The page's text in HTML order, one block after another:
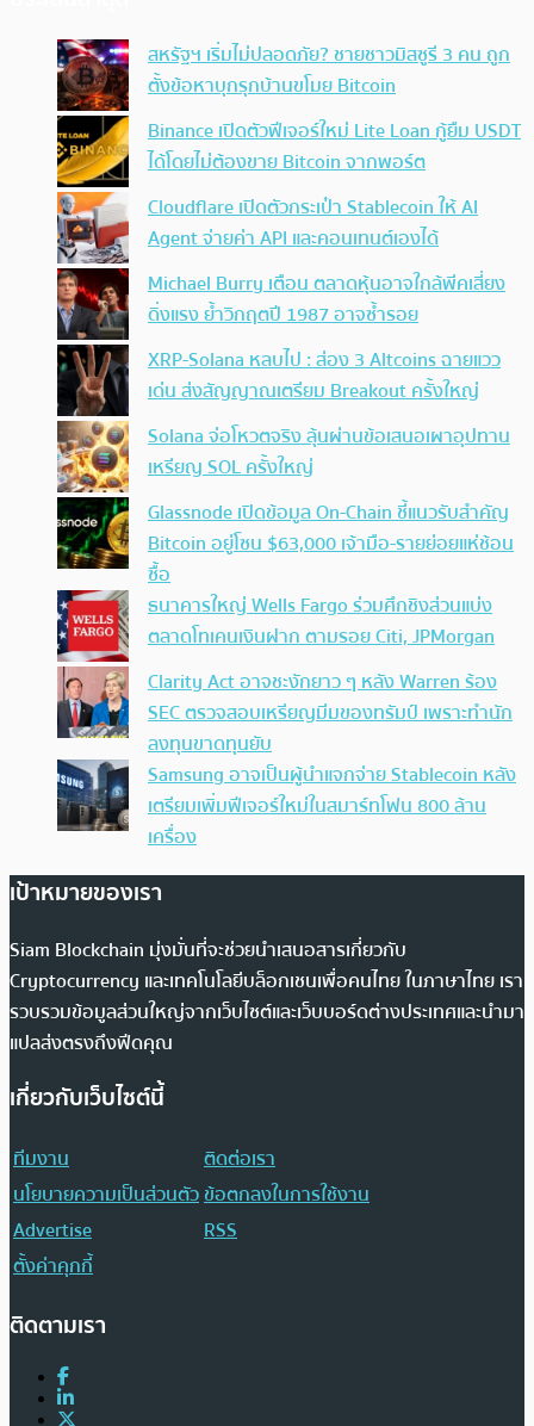
สหรัฐฯ เริ่มไม่ปลอดภัย? ชายชาวมิสซูรี 3 คน ถูก
ตั้งข้อหาบุกรุกบ้านขโมย Bitcoin
Binance เปิดตัวฟีเจอร์ใหม่ Lite Loan กู้ยืม USDT
ได้โดยไม่ต้องขาย Bitcoin จากพอร์ต
Cloudflare เปิดตัวกระเป๋า Stablecoin ให้ AI
Agent จ่ายค่า API และคอนเทนต์เองได้
Michael Burry เตือน ตลาดหุ้นอาจใกล้พีคเสี่ยง
ดิ่งแรง ย้ำวิกฤตปี 1987 อาจซ้ำรอย
XRP-Solana หลบไป : ส่อง 3 Altcoins ฉายแวว
เด่น ส่งสัญญาณเตรียม Breakout ครั้งใหญ่
Solana จ่อโหวตจริง ลุ้นผ่านข้อเสนอเผาอุปทาน
เหรียญ SOL ครั้งใหญ่
Glassnode เปิดข้อมูล On-Chain ชี้แนวรับสำคัญ
Bitcoin อยู่โซน $63,000 เจ้ามือ-รายย่อยแห่ช้อน
ซื้อ
ธนาคารใหญ่ Wells Fargo ร่วมศึกชิงส่วนแบ่ง
ตลาดโทเคนเงินฝาก ตามรอย Citi, JPMorgan
Clarity Act อาจชะงักยาว ๆ หลัง Warren ร้อง
SEC ตรวจสอบเหรียญมีมของทรัมป์ เพราะทำนัก
ลงทุนขาดทุนยับ
Samsung อาจเป็นผู้นำแจกจ่าย Stablecoin หลัง
เตรียมเพิ่มฟีเจอร์ใหม่ในสมาร์ทโฟน 800 ล้าน
เครื่อง
เป้าหมายของเรา
Siam Blockchain มุ่งมั่นที่จะช่วยนำเสนอสารเกี่ยวกับ
Cryptocurrency และเทคโนโลยีบล็อกเชนเพื่อคนไทย ในภาษาไทย เรา
รวบรวมข้อมูลส่วนใหญ่จากเว็บไซต์และเว็บบอร์ดต่างประเทศและนำมา
แปลส่งตรงถึงฟีดคุณ
เกี่ยวกับเว็บไซต์นี้
ทีมงาน
ติดต่อเรา
นโยบายความเป็นส่วนตัวข้อตกลงในการใช้งาน
Advertise
RSS
ตั้งค่าคุกกี้
ติดตามเรา